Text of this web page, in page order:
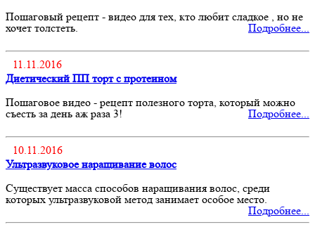
Пошаговый рецепт - видео для тех, кто любит сладкое , но не
хочет толстеть.
Подробнее...
11.11.2016
Диетический ПП торт с протеином
Пошаговое видео - рецепт полезного торта, который можно
съесть за день аж раза 3!
Подробнее...
10.11.2016
Ультразвуковое наращивание волос
Существует масса способов наращивания волос, среди
которых ультразвуковой метод занимает особое место.
Подробнее...